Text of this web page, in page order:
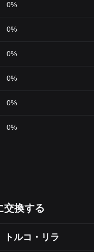
0%
0%
0%
0%
0%
0%
交換する
トルコ・リラ